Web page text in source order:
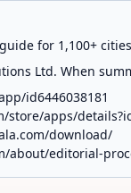
for 1,100+
Ltd. When
id6446038181
store/apps/
download/
about/editorial-